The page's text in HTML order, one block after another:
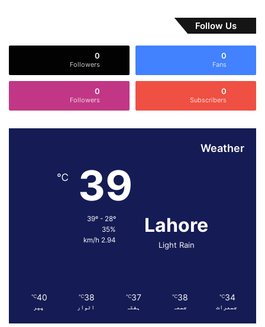
Follow Us
0
Fans
0
Followers
0
Subscribers
0
Followers
Weather
Lahore
Light Rain
39
℃
35%
2.94 km/h
34
℃
جمعرات
38
℃
جمعہ
37
℃
ہفتہ
38
℃
اتوار
40
℃
پیر